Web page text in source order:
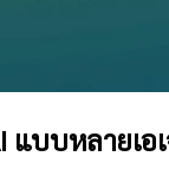
บบหลายเอ